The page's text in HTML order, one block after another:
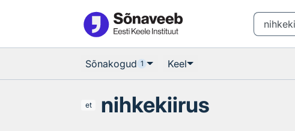
Sõnakogud 1 Keel
et nihkekiirus